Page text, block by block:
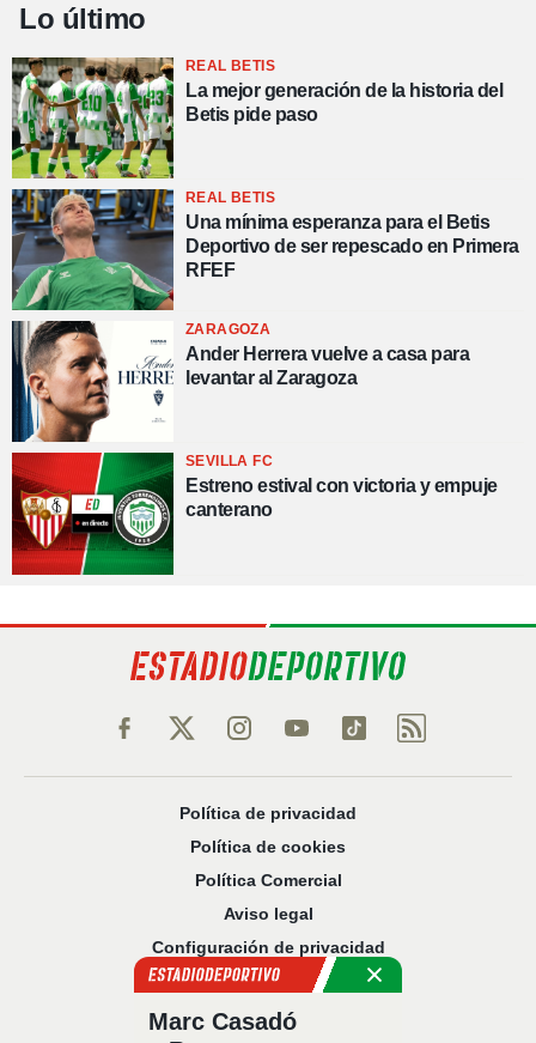
Lo último
REAL BETIS
La mejor generación de la historia del
Betis pide paso
REAL BETIS
Una mínima esperanza para el Betis
Deportivo de ser repescado en Primera
RFEF
ZARAGOZA
Ander Herrera vuelve a casa para
levantar al Zaragoza
SEVILLA FC
Estreno estival con victoria y empuje
canterano
Política de privacidad
Política de cookies
Política Comercial
Aviso legal
Configuración de privacidad
Sobre nosotros
Código Ético
Marc Casadó